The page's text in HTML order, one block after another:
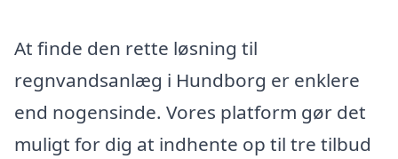
At finde den rette løsning til
regnvandsanlæg i Hundborg er enklere
end nogensinde. Vores platform gør det
muligt for dig at indhente op til tre tilbud